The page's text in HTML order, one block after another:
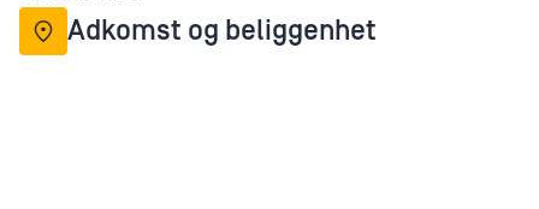
Adkomst og beliggenhet